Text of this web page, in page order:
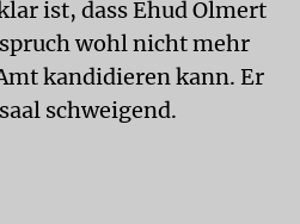
ist, dass Ehud Olmert
wohl nicht mehr
kandidieren kann. Er
schweigend.